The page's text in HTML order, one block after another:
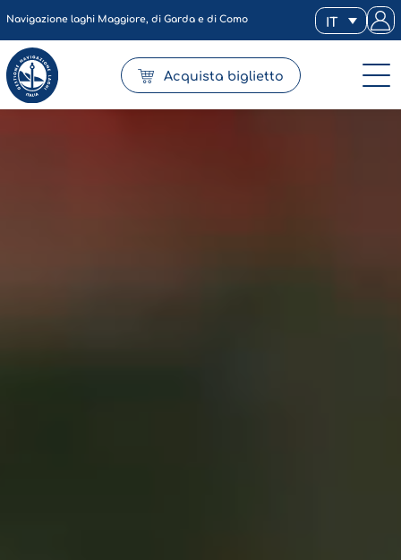
Navigazione laghi Maggiore, di Garda e di Como IT
Acquista biglietto